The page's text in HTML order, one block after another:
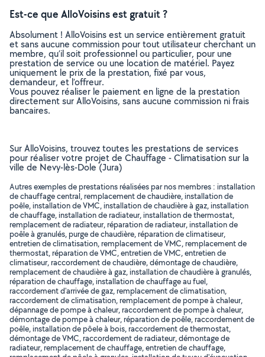
Est-ce que AlloVoisins est gratuit ?
Absolument ! AlloVoisins est un service entièrement gratuit
et sans aucune commission pour tout utilisateur cherchant un
membre, qu’il soit professionnel ou particulier, pour une
prestation de service ou une location de matériel. Payez
uniquement le prix de la prestation, fixé par vous,
demandeur, et l’offreur.
Vous pouvez réaliser le paiement en ligne de la prestation
directement sur AlloVoisins, sans aucune commission ni frais
bancaires.
Sur AlloVoisins, trouvez toutes les prestations de services
pour réaliser votre projet de Chauffage - Climatisation sur la
ville de Nevy-lès-Dole (Jura)
Autres exemples de prestations réalisées par nos membres : installation
de chauffage central, remplacement de chaudière, installation de
poêle, installation de VMC, installation de chaudière à gaz, installation
de chauffage, installation de radiateur, installation de thermostat,
remplacement de radiateur, réparation de radiateur, installation de
poêle à granulés, purge de chaudière, réparation de climatiseur,
entretien de climatisation, remplacement de VMC, remplacement de
thermostat, réparation de VMC, entretien de VMC, entretien de
climatiseur, raccordement de chaudière, démontage de chaudière,
remplacement de chaudière à gaz, installation de chaudière à granulés,
réparation de chauffage, installation de chauffage au fuel,
raccordement d'arrivée de gaz, remplacement de climatisation,
raccordement de climatisation, remplacement de pompe à chaleur,
dépannage de pompe à chaleur, raccordement de pompe à chaleur,
démontage de pompe à chaleur, réparation de poêle, raccordement de
poêle, installation de pôele à bois, raccordement de thermostat,
démontage de VMC, raccordement de radiateur, démontage de
radiateur, remplacement de chauffage, entretien de chauffage,